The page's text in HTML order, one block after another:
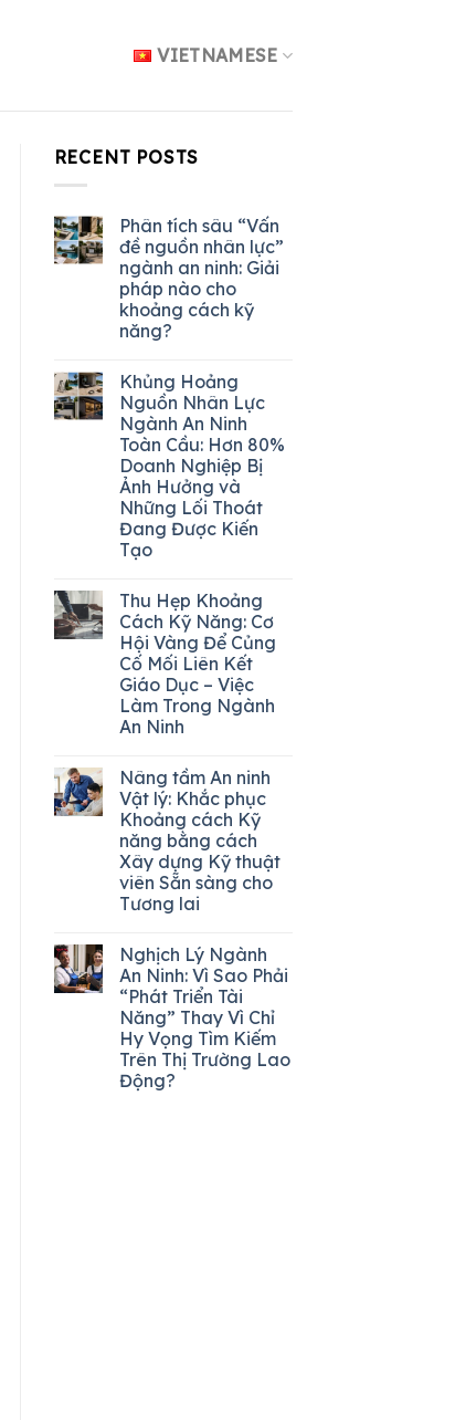
VIETNAMESE
RECENT POSTS
Phân tích sâu “Vấn
đề nguồn nhân lực”
ngành an ninh: Giải
pháp nào cho
khoảng cách kỹ
năng?
Khủng Hoảng
Nguồn Nhân Lực
Ngành An Ninh
Toàn Cầu: Hơn 80%
Doanh Nghiệp Bị
Ảnh Hưởng và
Những Lối Thoát
Đang Được Kiến
Tạo
Thu Hẹp Khoảng
Cách Kỹ Năng: Cơ
Hội Vàng Để Củng
Cố Mối Liên Kết
Giáo Dục – Việc
Làm Trong Ngành
An Ninh
Nâng tầm An ninh
Vật lý: Khắc phục
Khoảng cách Kỹ
năng bằng cách
Xây dựng Kỹ thuật
viên Sẵn sàng cho
Tương lai
Nghịch Lý Ngành
An Ninh: Vì Sao Phải
“Phát Triển Tài
Năng” Thay Vì Chỉ
Hy Vọng Tìm Kiếm
Trên Thị Trường Lao
Động?